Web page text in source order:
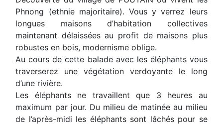
Phnong (ethnie majoritaire). Vous y verrez leurs
longues maisons d’habitation collectives
maintenant délaissées au profit de maisons plus
robustes en bois, modernisme oblige.
Au cours de cette balade avec les éléphants vous
traverserez une végétation verdoyante le long
d’une rivière.
Les éléphants ne travaillent que 3 heures au
maximum par jour. Du milieu de matinée au milieu
de l’après-midi les éléphants sont lâchés pour se